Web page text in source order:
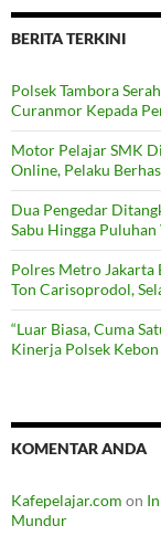
BERITA TERKINI
Polsek Tambora
Curanmor Kepada
Motor Pelajar SMK
Online, Pelaku
Dua Pengedar
Sabu Hingga
Polres Metro Jakarta
Ton Carisoprodol,
“Luar Biasa, Cuma
Kinerja Polsek
KOMENTAR ANDA
Kafepelajar.com on
Mundur